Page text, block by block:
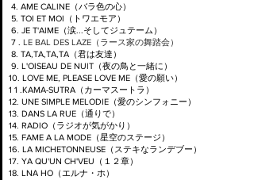
4. AME CALINE（バラ色の心）
5. TOI ET MOI（トワエモア）
6. JE T'AIME（涙...そしてジュテーム）
7 .
LE BAL DES LAZE（ラース家の舞踏会）
8. TA,TA,TA,TA（君は友達）
9. L'OISEAU DE NUIT（夜の鳥と一緒に）
10. LOVE ME, PLEASE LOVE ME（愛の願い）
1 1 .KAMA-SUTRA（カーマスートラ）
12. UNE SIMPLE MELODIE（愛のシンフォニー）
13. DANS LA RUE（通りで）
14. RADIO（ラジオが気がかり）
15. FAME A LA MODE（星空のステージ）
16. LA MICHETONNEUSE（ステキなランデブー）
17. YA QU'UN CH'VEU（１２章）
18. LNA HO（エルナ・ホ）